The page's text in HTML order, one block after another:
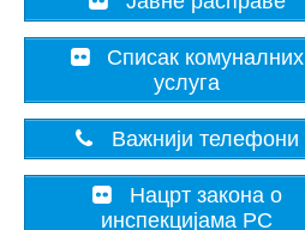
Списак комуналних
услуга
Важнији телефони
Нацрт закона о
инспекцијама РС